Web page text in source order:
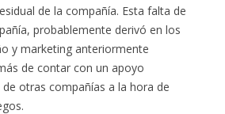
de la compañía. Esta falta de
probablemente derivó en los
y marketing anteriormente
de contar con un apoyo
otras compañías a la hora de